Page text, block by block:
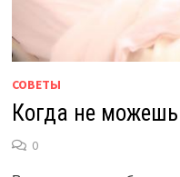
СОВЕТЫ
Когда не можешь
0